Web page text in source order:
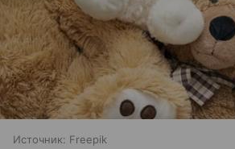
Источник: Freepik